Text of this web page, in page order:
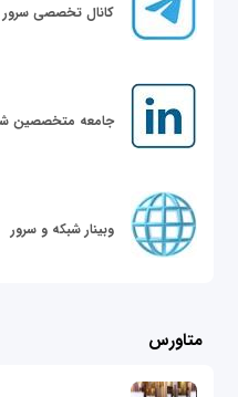
کانال تخصصی
جامعه متخصصین
وبینار شبکه و سرور
متاورس